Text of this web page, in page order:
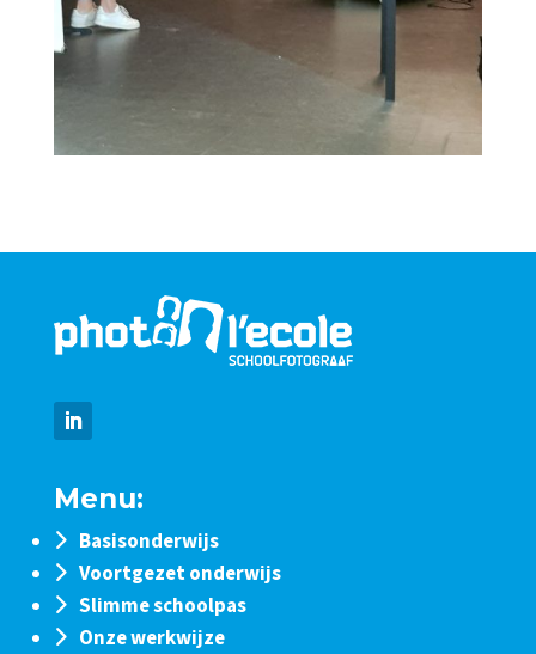
Menu:
Basisonderwijs
Voortgezet onderwijs
Slimme schoolpas
Onze werkwijze